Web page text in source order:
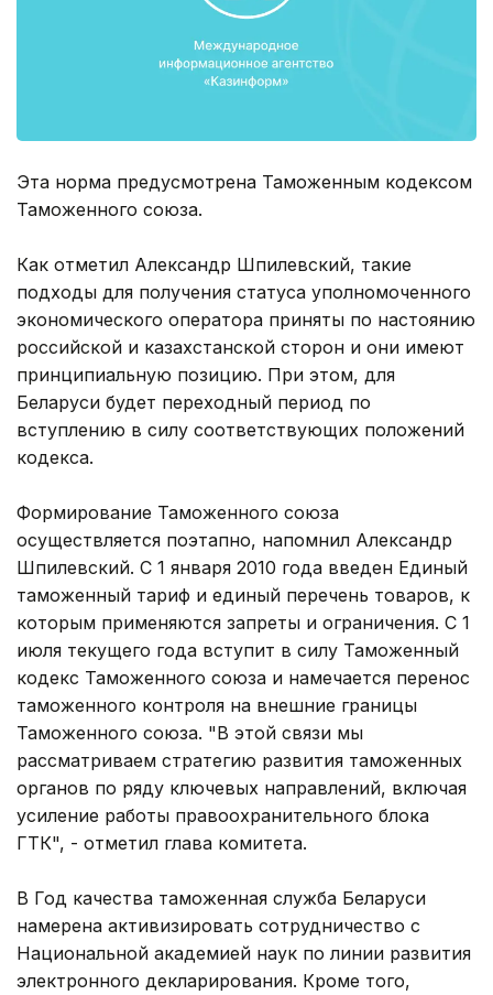
Эта норма предусмотрена Таможенным кодексом
Таможенного союза.
Как отметил Александр Шпилевский, такие
подходы для получения статуса уполномоченного
экономического оператора приняты по настоянию
российской и казахстанской сторон и они имеют
принципиальную позицию. При этом, для
Беларуси будет переходный период по
вступлению в силу соответствующих положений
кодекса.
Формирование Таможенного союза
осуществляется поэтапно, напомнил Александр
Шпилевский. С 1 января 2010 года введен Единый
таможенный тариф и единый перечень товаров, к
которым применяются запреты и ограничения. С 1
июля текущего года вступит в силу Таможенный
кодекс Таможенного союза и намечается перенос
таможенного контроля на внешние границы
Таможенного союза. "В этой связи мы
рассматриваем стратегию развития таможенных
органов по ряду ключевых направлений, включая
усиление работы правоохранительного блока
ГТК", - отметил глава комитета.
В Год качества таможенная служба Беларуси
намерена активизировать сотрудничество с
Национальной академией наук по линии развития
электронного декларирования. Кроме того,